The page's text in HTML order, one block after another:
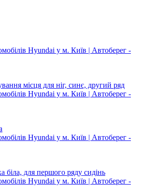
місця для ніг, синє, другий ряд
біла, для першого ряду сидінь